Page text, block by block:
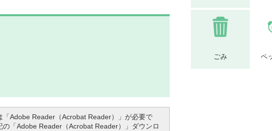
「Adobe Reader（Acrobat Reader）」が必要で
「Adobe Reader（Acrobat Reader）」ダウンロ
ごみ ペ